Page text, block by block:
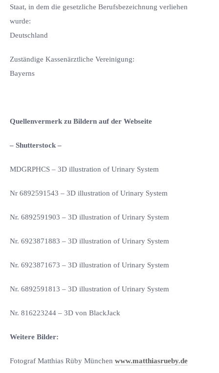
Staat, in dem die gesetzliche Berufsbezeichnung verliehen
wurde:
Deutschland
Zuständige Kassenärztliche Vereinigung:
Bayerns
Quellenvermerk zu Bildern auf der Webseite
– Shutterstock –
MDGRPHCS – 3D illustration of Urinary System
Nr 6892591543 – 3D illustration of Urinary System
Nr. 6892591903 – 3D illustration of Urinary System
Nr. 6923871883 – 3D illustration of Urinary System
Nr. 6923871673 – 3D illustration of Urinary System
Nr. 6892591813 – 3D illustration of Urinary System
Nr. 816223244 – 3D von BlackJack
Weitere Bilder:
Fotograf Matthias Rüby München www.matthiasrueby.de